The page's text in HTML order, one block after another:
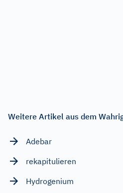
Weitere Artikel aus dem
Adebar
rekapitulieren
Hydrogenium